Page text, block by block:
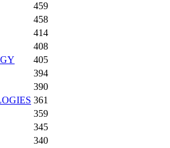
459
458
414
408
405
394
390
361
359
345
340